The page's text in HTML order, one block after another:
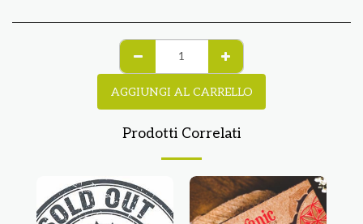
AGGIUNGI AL CARRELLO
Prodotti Correlati